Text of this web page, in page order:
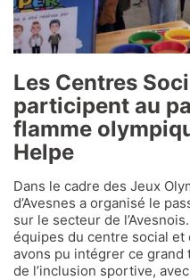
Les Centres
participent au
flamme
Helpe
Dans le cadre des Jeux
d’Avesnes a organisé le
sur le secteur de
équipes du centre social et
avons pu intégrer ce
de l’inclusion sportive,